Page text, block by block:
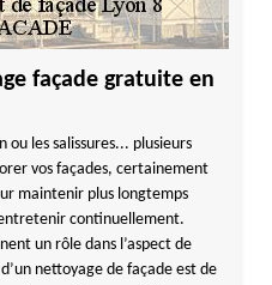
façade gratuite en
ou les salissures... plusieurs
vos façades, certainement
maintenir plus longtemps
continuellement.
un rôle dans l’aspect de
nettoyage de façade est de